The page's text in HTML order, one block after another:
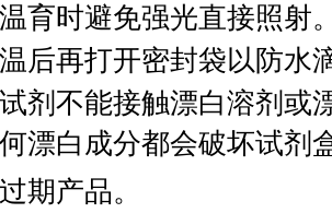
育时避免强光直接照射
后再打开密封袋以防水
剂不能接触漂白溶剂或
漂白成分都会破坏试剂
期产品。